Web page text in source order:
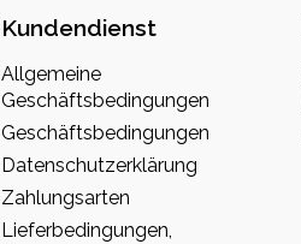
Kundendienst
Allgemeine
Geschäftsbedingungen
Geschäftsbedingungen
Datenschutzerklärung
Zahlungsarten
Lieferbedingungen,